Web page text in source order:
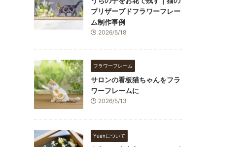
プリザーブドフラワーフレー
ム制作事例
2026/5/18
フラワーフレーム
サロンの看板猫ちゃんをフラ
ワーフレームに
2026/5/13
Yuanについて